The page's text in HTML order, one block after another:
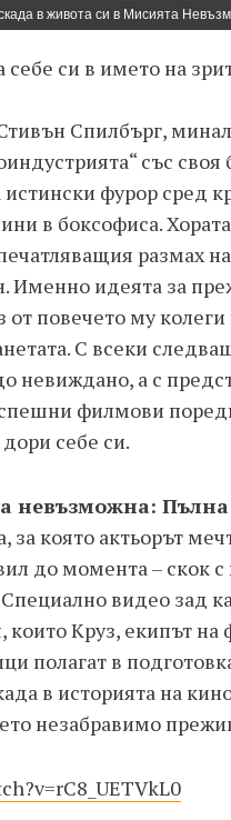
в живота си в Мисията
себе си в името на
Спилбърг,
със
фурор сред
в боксофиса.
размах
Именно идеята за
от повечето му
С всеки
невиждано, а с
филмови
себе си.
невъзможна: Пълна
която актьорът
до момента – скок с
видео зад
Круз, екипът
полагат в
в историята на
незабравимо